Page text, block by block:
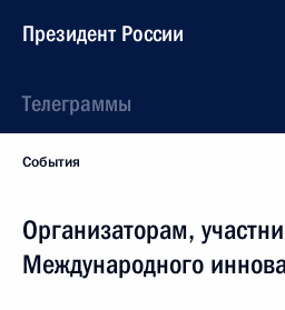
Президент России
Телеграммы
События
Организаторам,
Международного